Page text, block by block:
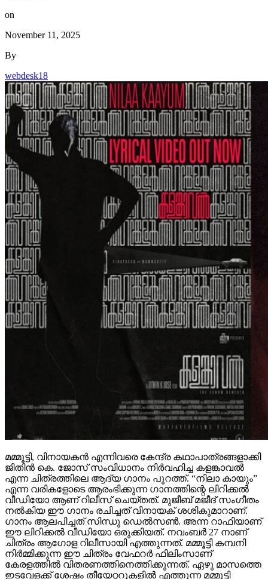
on
November 11, 2025
By
webdesk18
മമ്മൂട്ടി, വിനായകൻ എന്നിവരെ കേന്ദ്ര കഥാപാത്രങ്ങളാക്കി
ജിതിൻ കെ. ജോസ് സംവിധാനം നിർവഹിച്ച കളങ്കാവൽ
എന്ന ചിത്രത്തിലെ ആദ്യ ഗാനം പുറത്ത്. “നിലാ കായും”
എന്ന വരികളോടെ ആരംഭിക്കുന്ന ഗാനത്തിന്റെ ലിറിക്കൽ
വീഡിയോ ആണ് റിലീസ് ചെയ്തത്. മുജീബ് മജീദ് സംഗീതം
നൽകിയ ഈ ഗാനം രചിച്ചത് വിനായക് ശശികുമാറാണ്.
ഗാനം ആലപിച്ചത് സിന്ധു ഡെൽസൺ. അന്ന റാഫിയാണ്
ഈ ലിറിക്കൽ വീഡിയോ ഒരുക്കിയത്. നവംബർ 27 നാണ്
ചിത്രം ആഗോള റിലീസായി എത്തുന്നത്. മമ്മൂട്ടി കമ്പനി
നിർമ്മിക്കുന്ന ഈ ചിത്രം വേഫറർ ഫിലിംസാണ്
കേരളത്തിൽ വിതരണത്തിനെത്തിക്കുന്നത്. ഏഴു മാസത്തെ
ഇടവേളക്ക് ശേഷം തീയേറ്ററുകളിൽ എത്തുന്ന മമ്മൂട്ടി